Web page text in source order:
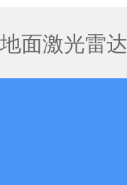
地面激光雷达